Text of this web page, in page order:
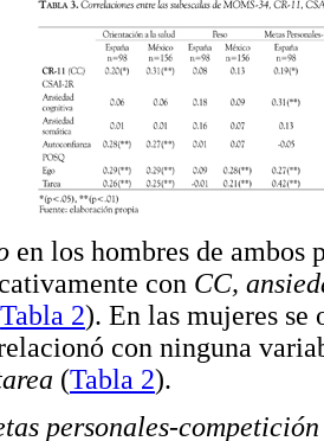
en los hombres de
con CC,
Tabla 2). En las mujeres se
con ninguna
(Tabla 2).
personales-